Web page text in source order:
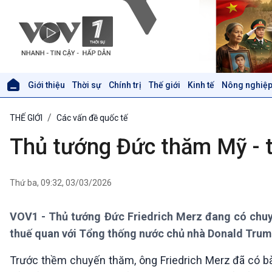
Giới thiệu Thời sự Chính trị Thế giới Kinh tế Nông
Thời sự 12h
Thời sự 18h
Tin Đời sống & Xã hội
Tin Khoa học & Công nghệ
THẾ GIỚI Các vấn đề quốc tế
Thủ tướng Đức thăm Mỹ -
Thứ ba, 09:32, 03/03/2026
VOV1 - Thủ tướng Đức Friedrich Merz đang có
thuế quan với Tổng thống nước chủ nhà Donald
Trước thềm chuyến thăm, ông Friedrich Merz đã có